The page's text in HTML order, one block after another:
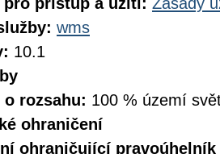
wms
10.1
rozsahu: 100 % území
ohraničení
ohraničující pravoúhelník